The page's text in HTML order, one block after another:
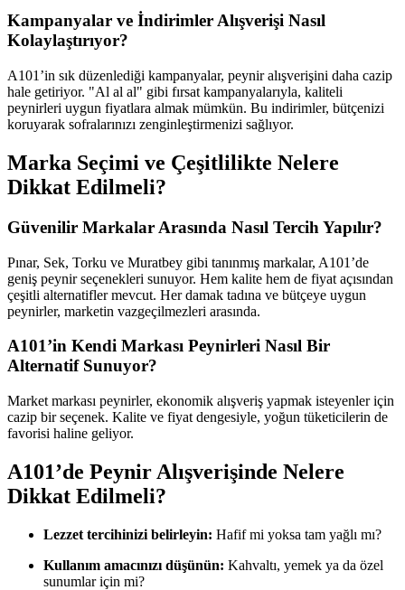
Kampanyalar ve İndirimler Alışverişi Nasıl
Kolaylaştırıyor?
A101’in sık düzenlediği kampanyalar, peynir alışverişini daha cazip
hale getiriyor. "Al al al" gibi fırsat kampanyalarıyla, kaliteli
peynirleri uygun fiyatlara almak mümkün. Bu indirimler, bütçenizi
koruyarak sofralarınızı zenginleştirmenizi sağlıyor.
Marka Seçimi ve Çeşitlilikte Nelere
Dikkat Edilmeli?
Güvenilir Markalar Arasında Nasıl Tercih Yapılır?
Pınar, Sek, Torku ve Muratbey gibi tanınmış markalar, A101’de
geniş peynir seçenekleri sunuyor. Hem kalite hem de fiyat açısından
çeşitli alternatifler mevcut. Her damak tadına ve bütçeye uygun
peynirler, marketin vazgeçilmezleri arasında.
A101’in Kendi Markası Peynirleri Nasıl Bir
Alternatif Sunuyor?
Market markası peynirler, ekonomik alışveriş yapmak isteyenler için
cazip bir seçenek. Kalite ve fiyat dengesiyle, yoğun tüketicilerin de
favorisi haline geliyor.
A101’de Peynir Alışverişinde Nelere
Dikkat Edilmeli?
Lezzet tercihinizi belirleyin: Hafif mi yoksa tam yağlı mı?
Kullanım amacınızı düşünün: Kahvaltı, yemek ya da özel
sunumlar için mi?